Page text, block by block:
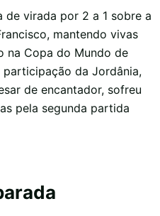
virada por 2 a 1 sobre a
mantendo vivas
na Copa do Mundo de
da Jordânia,
de encantador, sofreu
pela segunda partida